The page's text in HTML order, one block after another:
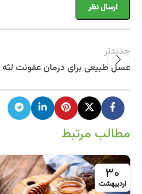
جدیدتر
عسل طبیعی برای درمان عفونت
مطالب مرتبط
30
اردیبهشت